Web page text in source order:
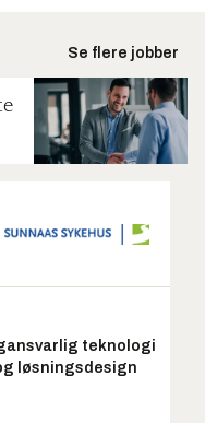
Se flere jobber
teknologi
løsningsdesign